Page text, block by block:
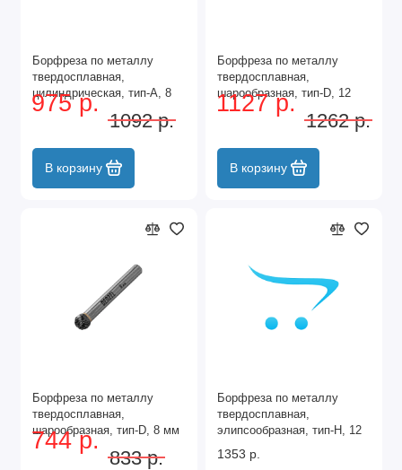
Борфреза по металлу
твердосплавная,
цилиндрическая, тип-А, 8
мм Denzel
975 р.
1092 р.
В корзину
Борфреза по металлу
твердосплавная,
шарообразная, тип-D, 12
мм Denzel
1127 р.
1262 р.
В корзину
Борфреза по металлу
твердосплавная,
шарообразная, тип-D, 8 мм
Denzel
744 р.
833 р.
Борфреза по металлу
твердосплавная,
элипсообразная, тип-H, 12
мм Denzel
1353 р.